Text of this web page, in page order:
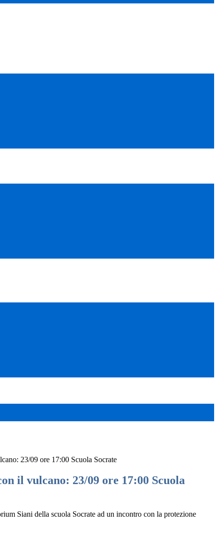
23/09 ore 17:00 Scuola Socrate
il vulcano: 23/09 ore 17:00 Scuola
Siani della scuola Socrate ad un incontro con la protezione